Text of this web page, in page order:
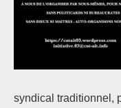
syndical traditionnel,